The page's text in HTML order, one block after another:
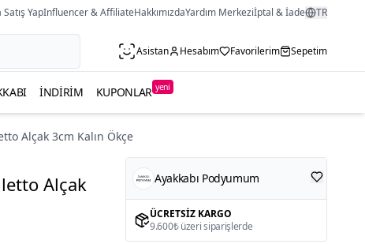
YapInfluencer & AffiliateHakkımızdaYardım Merkeziİptal & İade TR
Asistan Hesabım Favorilerim Sepetim
İNDIRIM KUPONLAR yeni
Alçak 3cm Kalın Ökçe
Alçak
Ayakkabı Podyumum
ÜCRETSIZ KARGO
9.600₺ üzeri siparişlerde